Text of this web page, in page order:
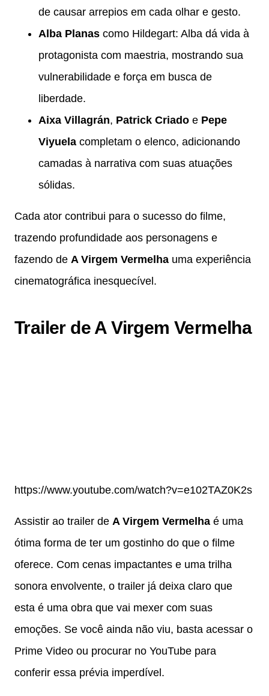
de causar arrepios em cada olhar e gesto.
Alba Planas como Hildegart: Alba dá vida à
protagonista com maestria, mostrando sua
vulnerabilidade e força em busca de
liberdade.
Aixa Villagrán, Patrick Criado e Pepe
Viyuela completam o elenco, adicionando
camadas à narrativa com suas atuações
sólidas.
Cada ator contribui para o sucesso do filme,
trazendo profundidade aos personagens e
fazendo de A Virgem Vermelha uma experiência
cinematográfica inesquecível.
Trailer de A Virgem Vermelha
https://www.youtube.com/watch?v=e102TAZ0K2s
Assistir ao trailer de A Virgem Vermelha é uma
ótima forma de ter um gostinho do que o filme
oferece. Com cenas impactantes e uma trilha
sonora envolvente, o trailer já deixa claro que
esta é uma obra que vai mexer com suas
emoções. Se você ainda não viu, basta acessar o
Prime Video ou procurar no YouTube para
conferir essa prévia imperdível.